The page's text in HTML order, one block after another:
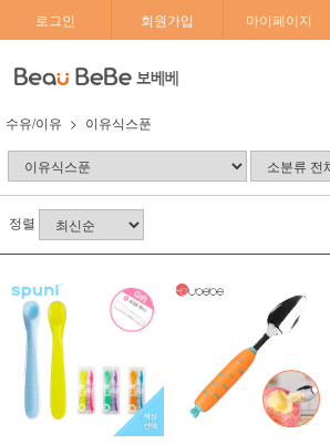
로그인 회원가입 마이페이지
수유/이유 이유식스푼
정렬